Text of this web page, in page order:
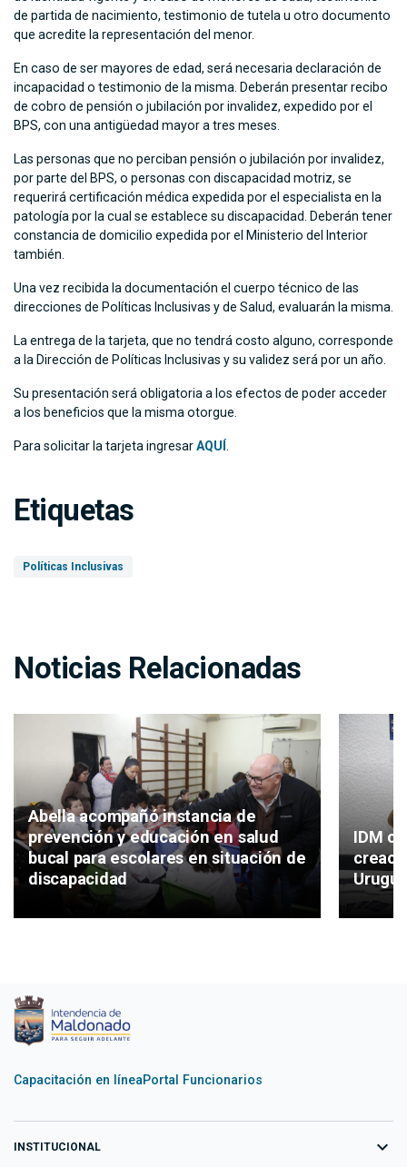
de partida de nacimiento, testimonio de tutela u otro documento
que acredite la representación del menor.
En caso de ser mayores de edad, será necesaria declaración de
incapacidad o testimonio de la misma. Deberán presentar recibo
de cobro de pensión o jubilación por invalidez, expedido por el
BPS, con una antigüedad mayor a tres meses.
Las personas que no perciban pensión o jubilación por invalidez,
por parte del BPS, o personas con discapacidad motriz, se
requerirá certificación médica expedida por el especialista en la
patología por la cual se establece su discapacidad. Deberán tener
constancia de domicilio expedida por el Ministerio del Interior
también.
Una vez recibida la documentación el cuerpo técnico de las
direcciones de Políticas Inclusivas y de Salud, evaluarán la misma.
La entrega de la tarjeta, que no tendrá costo alguno, corresponde
a la Dirección de Políticas Inclusivas y su validez será por un año.
Su presentación será obligatoria a los efectos de poder acceder
a los beneficios que la misma otorgue.
Para solicitar la tarjeta ingresarAQUÍ
Etiquetas
Políticas Inclusivas
Noticias Relacionadas
Abella acompañó instancia de
prevención y educación en salud
bucal para escolares en situación de
discapacidad
IDM
Capacitación en líneaPortal Funcionarios
INSTITUCIONAL expand_more